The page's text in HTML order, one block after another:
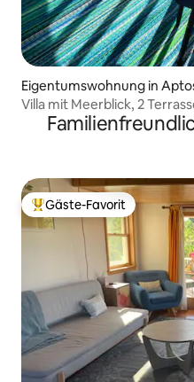
Eigentumswohnung in
Villa mit Meerblick, 2
Beliebter Gäste-Favorit.
Gäste-Favorit